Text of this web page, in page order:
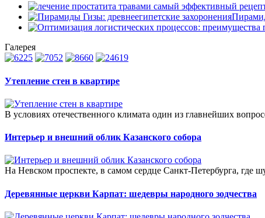
Галерея
Утепление стен в квартире
В условиях отечественного климата один из главнейших
Интерьер и внешний облик Казанского собора
На Невском проспекте, в самом сердце Санкт-Петербурга, где
Деревянные церкви Карпат: шедевры народного зодчества